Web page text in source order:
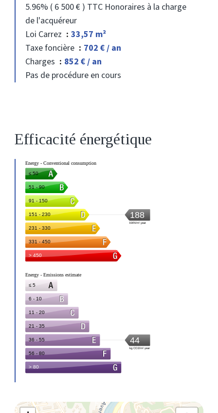
5.96% ( 6 500 € ) TTC Honoraires à la charge
de l'acquéreur
Loi Carrez
33,57 m²
Taxe foncière
702 € / an
Charges
852 € / an
Pas de procédure en cours
Efficacité énergétique